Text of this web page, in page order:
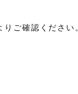
りご確認ください